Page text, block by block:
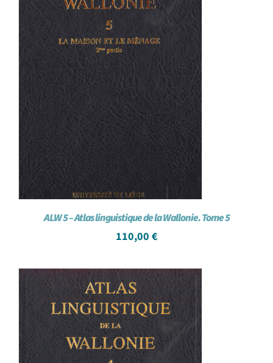
ALW 5 – Atlas linguistique de la Wallonie. Tome 5
110,00 €